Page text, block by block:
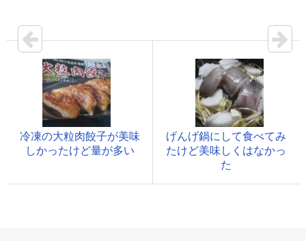
冷凍の大粒肉餃子が美味
しかったけど量が多い
げんげ鍋にして食べてみ
たけど美味しくはなかっ
た